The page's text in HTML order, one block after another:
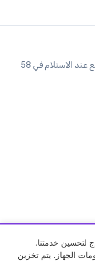
وجهتك للتسوق عبر الإنترنت في الجزائر. الدفع عند الاستلام في 58
لتحسين خدمتنا.
الجهاز. يتم تخزين